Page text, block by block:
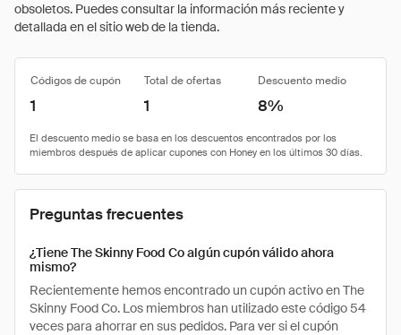
obsoletos. Puedes consultar la información más reciente y
detallada en el sitio web de la tienda.
Códigos de cupón Total de ofertas Descuento medio
1 1 8%
Preguntas frecuentes
¿Tiene The Skinny Food Co algún cupón válido ahora
mismo?
Recientemente hemos encontrado un cupón activo en The
Skinny Food Co. Los miembros han utilizado este código 54
veces para ahorrar en sus pedidos. Para ver si el cupón